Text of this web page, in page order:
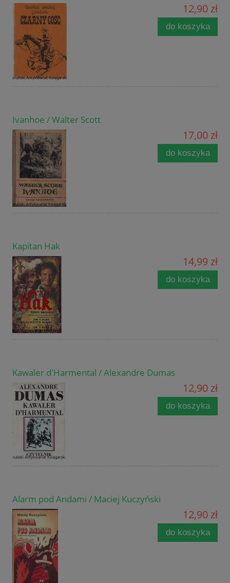
12,90 zł
do koszyka
Ivanhoe / Walter Scott
17,00 zł
do koszyka
Kapitan Hak
14,99 zł
do koszyka
Kawaler d'Harmental / Alexandre Dumas
12,90 zł
do koszyka
Alarm pod Andami / Maciej Kuczyński
12,90 zł
do koszyka